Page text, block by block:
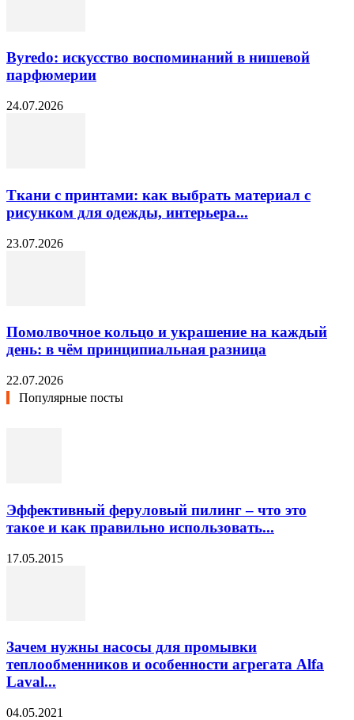
Byredo: искусство воспоминаний в нишевой
парфюмерии
24.07.2026
Ткани с принтами: как выбрать материал с
рисунком для одежды, интерьера...
23.07.2026
Помолвочное кольцо и украшение на каждый
день: в чём принципиальная разница
22.07.2026
Популярные посты
Эффективный феруловый пилинг – что это
такое и как правильно использовать...
17.05.2015
Зачем нужны насосы для промывки
теплообменников и особенности агрегата Alfa
Laval...
04.05.2021